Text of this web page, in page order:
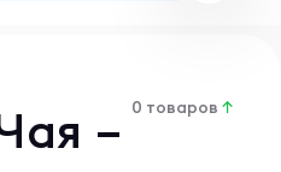
–
0 товаров ↑